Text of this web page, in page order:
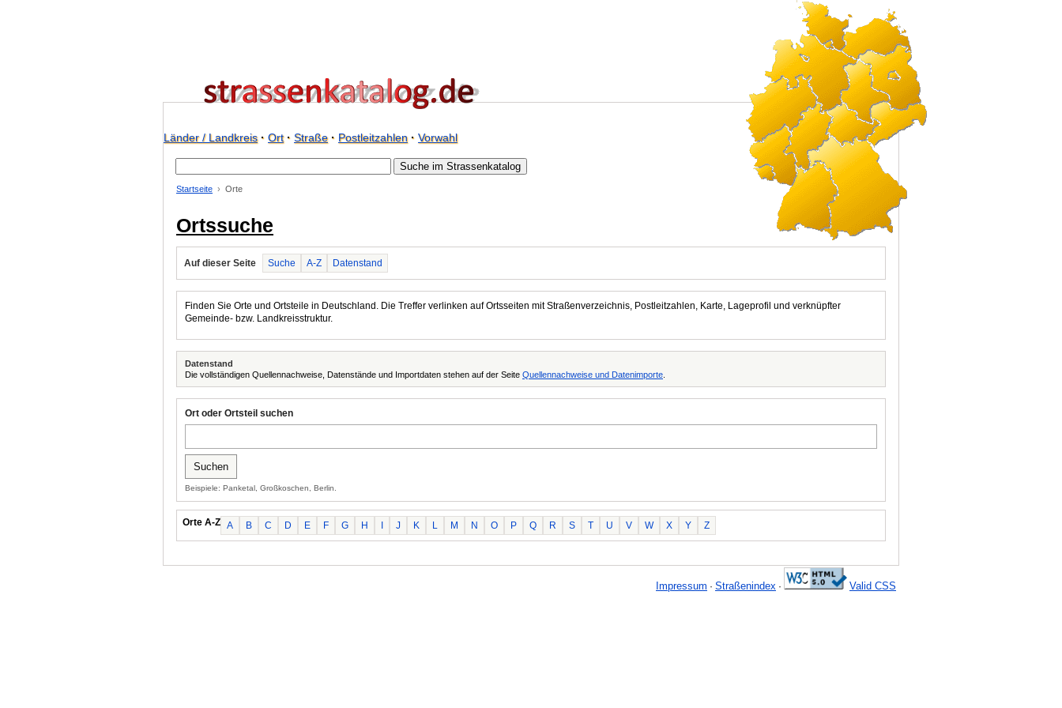
Länder / Landkreis· Ort· Straße· Postleitzahlen· Vorwahl
Startseite Orte
Ortssuche
Auf dieser Seite Suche A-Z Datenstand
Finden Sie Orte und Ortsteile in Deutschland. Die Treffer verlinken auf Ortsseiten mit Straßenverzeichnis, Postleitzahlen, Karte, Lageprofil und verknüpfter
Gemeinde- bzw. Landkreisstruktur.
Datenstand
Die vollständigen Quellennachweise, Datenstände und Importdaten stehen auf der Seite Quellennachweise und Datenimporte
Ort oder Ortsteil suchen
Beispiele: Panketal, Großkoschen, Berlin.
Orte A-Z A B C D E F G H J K L M N O P Q R S T U V W X Y Z
Impressum · Straßenindex · Valid CSS